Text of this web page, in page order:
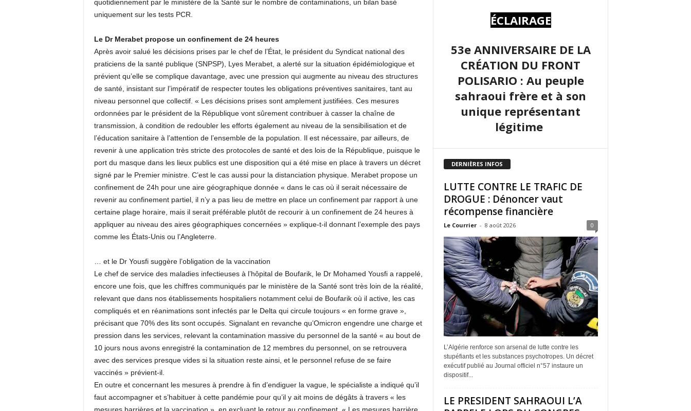
quotidiennement par le ministère de la Santé sur le nombre de contaminations, un bilan basé
uniquement sur les tests PCR.
Le Dr Merabet propose un confinement de 24 heures
Après avoir salué les décisions prises par le chef de l’État, le président du Syndicat national des
praticiens de la santé publique (SNPSP), Lyes Merabet, a alerté sur la situation épidémiologique et
prévient qu’elle se complique davantage, avec une pression qui augmente au niveau des structures
de santé, insistant sur l’impératif de respecter toutes les obligations préventives sanitaires, tant au
niveau personnel que collectif. « Les décisions prises sont amplement justifiées. Ces mesures
ordonnées par le président de la République vont sûrement contribuer à casser la chaîne de
transmission, à condition de redoubler les efforts également au niveau de la sensibilisation et de
l’éducation sanitaire à l’attention de l’ensemble de la population. Il est nécessaire, par ailleurs, de
revenir à une application très stricte des protocoles de santé et des lois de la République, puisque le
port du masque dans les lieux publics est une disposition qui a été mise en place à travers un décret
signé par le Premier ministre. C’est le cas aussi pour la distanciation physique. Merabet propose un
confinement de 24h pour une aire géographique donnée « dans le cas où il serait nécessaire de
revenir au confinement partiel, il n’y a pas lieu de mettre en place un confinement par rapport à une
certaine plage horaire, mais il serait préférable plutôt de recourir à un confinement de 24 heures à
appliquer au niveau des aires géographiques concernées » explique-t-il donnant l’exemple des pays
comme les États-Unis ou l’Angleterre.
… et le Dr Yousfi suggère l’obligation de la vaccination
Le chef de service des maladies infectieuses à l’hôpital de Boufarik, le Dr Mohamed Yousfi a rappelé,
encore une fois, que les chiffres communiqués par le ministère de la Santé sont très loin de la réalité,
relevant que dans nos établissements hospitaliers notamment celui de Boufarik où il active, les cas
compliqués et en réanimations sont infectés par le Delta qui circule toujours « en forme grave »,
précisant que 70% des lits sont occupés. Signalant en revanche qu’Omicron engendre une charge et
pression dans les services, relevant la contamination massive du personnel de la santé « au bout de
10 jours nous avons enregistré la contamination de 12 membres du personnel, on se retrouvera
avec des services presque vides si la situation reste ainsi, et le personnel refuse de se faire
vaccinés » prévient-il.
En outre et concernant les mesures à prendre à fin d’endiguer la vague, le spécialiste a indiqué qu’il
faut accompagner et s’habituer à cette pandémie pour qu’il y ait moins de dégâts à travers « les
ÉCLAIRAGE
53e ANNIVERSAIRE DE LA
CRÉATION DU FRONT
POLISARIO : Au peuple
sahraoui frère et à son
unique représentant
légitime
DERNIÈRES INFOS
LUTTE CONTRE LE TRAFIC DE
DROGUE : Dénoncer vaut
récompense financière
Le Courrier - 8 août 2026 0
L’Algérie renforce son arsenal de lutte contre les
stupéfiants et les substances psychotropes. Un décret
exécutif publié au Journal officiel n°57 instaure un
dispositif...
LE PRESIDENT SAHRAOUI L’A